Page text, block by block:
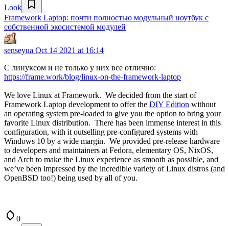
Look
Framework Laptop: почти полностью модульный ноутбук с
собственной экосистемой модулей
senseyua Oct 14 2021 at 16:14
С линуксом и не только у них все отлично:
https://frame.work/blog/linux-on-the-framework-laptop
We love Linux at Framework. We decided from the start of
Framework Laptop development to offer the DIY Edition without
an operating system pre-loaded to give you the option to bring your
favorite Linux distribution. There has been immense interest in this
configuration, with it outselling pre-configured systems with
Windows 10 by a wide margin. We provided pre-release hardware
to developers and maintainers at Fedora, elementary OS, NixOS,
and Arch to make the Linux experience as smooth as possible, and
we’ve been impressed by the incredible variety of Linux distros (and
OpenBSD too!) being used by all of you.
0